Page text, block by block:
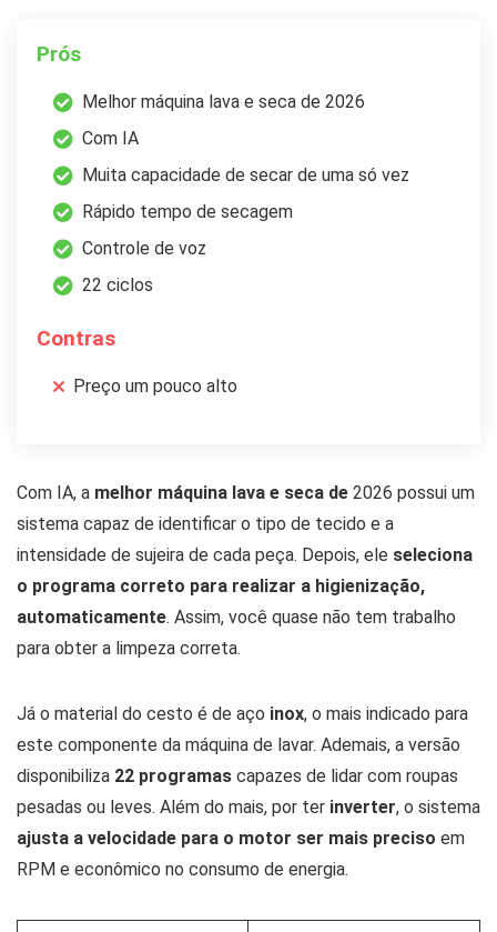
Prós
Melhor máquina lava e seca de 2026
Com IA
Muita capacidade de secar de uma só vez
Rápido tempo de secagem
Controle de voz
22 ciclos
Contras
Preço um pouco alto
Com IA, a melhor máquina lava e seca de 2026 possui um
sistema capaz de identificar o tipo de tecido e a
intensidade de sujeira de cada peça. Depois, ele seleciona
o programa correto para realizar a higienização,
automaticamente. Assim, você quase não tem trabalho
para obter a limpeza correta.
Já o material do cesto é de aço inox, o mais indicado para
este componente da máquina de lavar. Ademais, a versão
disponibiliza 22 programas capazes de lidar com roupas
pesadas ou leves. Além do mais, por ter inverter, o sistema
ajusta a velocidade para o motor ser mais preciso em
RPM e econômico no consumo de energia.